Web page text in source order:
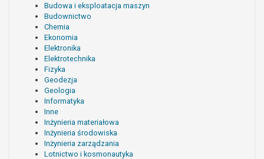
Budowa i eksploatacja maszyn
Budownictwo
Chemia
Ekonomia
Elektronika
Elektrotechnika
Fizyka
Geodezja
Geologia
Informatyka
Inne
Inżynieria materiałowa
Inżynieria środowiska
Inżynieria zarządzania
Lotnictwo i kosmonautyka